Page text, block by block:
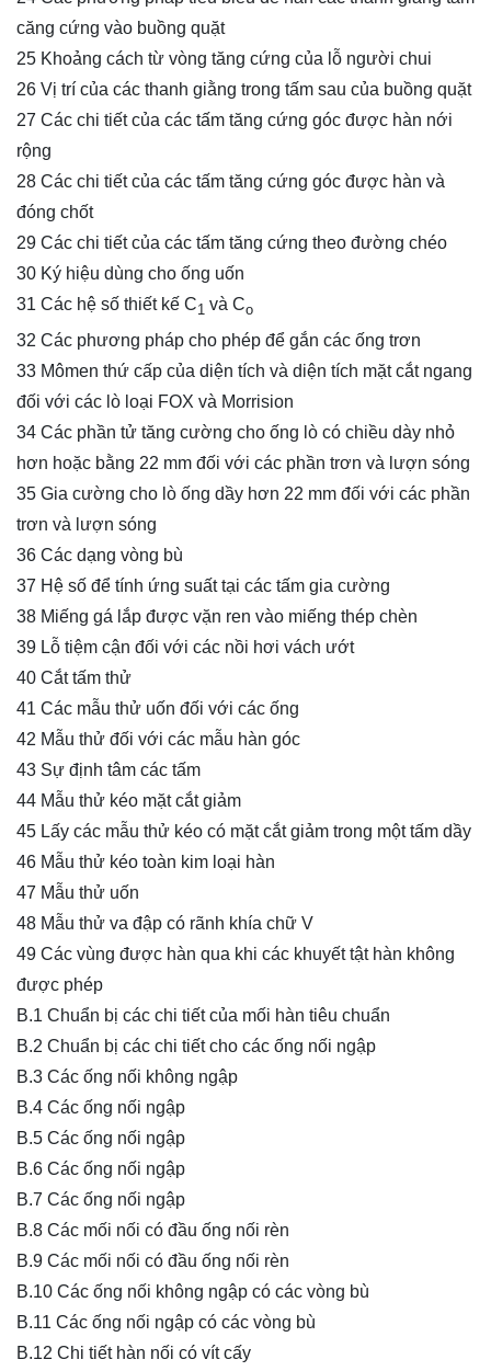
căng cứng vào buồng quặt
25 Khoảng cách từ vòng tăng cứng của lỗ người chui
26 Vị trí của các thanh giằng trong tấm sau của buồng quặt
27 Các chi tiết của các tấm tăng cứng góc được hàn nới
rộng
28 Các chi tiết của các tấm tăng cứng góc được hàn và
đóng chốt
29 Các chi tiết của các tấm tăng cứng theo đường chéo
30 Ký hiệu dùng cho ống uốn
31 Các hệ số thiết kế C1 và Co
32 Các phương pháp cho phép để gắn các ống trơn
33 Mômen thứ cấp của diện tích và diện tích mặt cắt ngang
đối với các lò loại FOX và Morrision
34 Các phần tử tăng cường cho ống lò có chiều dày nhỏ
hơn hoặc bằng 22 mm đối với các phần trơn và lượn sóng
35 Gia cường cho lò ống dầy hơn 22 mm đối với các phần
trơn và lượn sóng
36 Các dạng vòng bù
37 Hệ số để tính ứng suất tại các tấm gia cường
38 Miếng gá lắp được vặn ren vào miếng thép chèn
39 Lỗ tiệm cận đối với các nồi hơi vách ướt
40 Cắt tấm thử
41 Các mẫu thử uốn đối với các ống
42 Mẫu thử đối với các mẫu hàn góc
43 Sự định tâm các tấm
44 Mẫu thử kéo mặt cắt giảm
45 Lấy các mẫu thử kéo có mặt cắt giảm trong một tấm dầy
46 Mẫu thử kéo toàn kim loại hàn
47 Mẫu thử uốn
48 Mẫu thử va đập có rãnh khía chữ V
49 Các vùng được hàn qua khi các khuyết tật hàn không
được phép
B.1 Chuẩn bị các chi tiết của mối hàn tiêu chuẩn
B.2 Chuẩn bị các chi tiết cho các ống nối ngập
B.3 Các ống nối không ngập
B.4 Các ống nối ngập
B.5 Các ống nối ngập
B.6 Các ống nối ngập
B.7 Các ống nối ngập
B.8 Các mối nối có đầu ống nối rèn
B.9 Các mối nối có đầu ống nối rèn
B.10 Các ống nối không ngập có các vòng bù
B.11 Các ống nối ngập có các vòng bù
B.12 Chi tiết hàn nối có vít cấy